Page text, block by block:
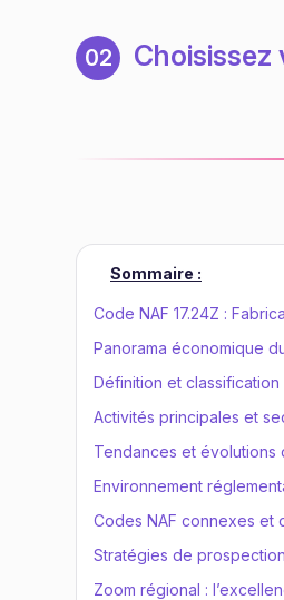
02 Choisissez
Sommaire :
Code NAF 17.24Z :
Panorama économique
Définition et classification
Activités principales et
Tendances et évolutions
Environnement
Codes NAF connexes et
Stratégies de
Zoom régional :